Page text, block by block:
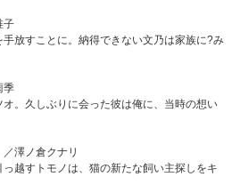
子
放すことに。納得できない文乃は家族に?み
季
。久しぶりに会った彼は俺に、当時の想い
／澤ノ倉クナリ
越すトモノは、猫の新たな飼い主探しをキ